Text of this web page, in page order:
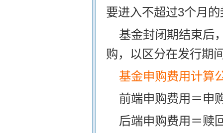
要进入不超过3个月
基金封闭期结束后
购，以区分在发行期
基金申购费用计算
前端申购费用＝申
后端申购费用＝赎